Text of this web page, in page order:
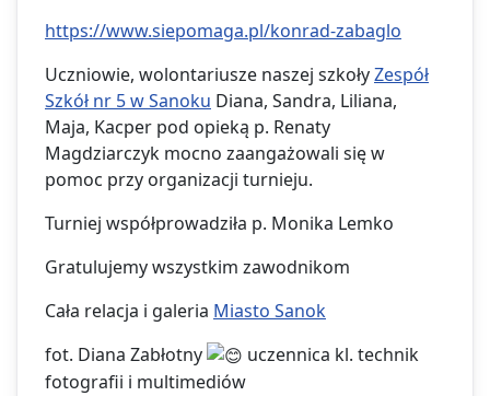
https://www.siepomaga.pl/konrad-zabaglo
Uczniowie, wolontariusze naszej szkołyZespół
Szkół nr 5 w Sanoku Diana, Sandra, Liliana,
Maja, Kacper pod opieką p. Renaty
Magdziarczyk mocno zaangażowali się w
pomoc przy organizacji turnieju.
Turniej współprowadziła p. Monika Lemko
Gratulujemy wszystkim zawodnikom
Cała relacja i galeria Miasto Sanok
fot. Diana Zabłotny
uczennica kl. technik
fotografii i multimediów